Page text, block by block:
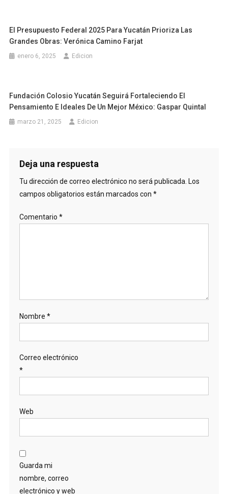
El Presupuesto Federal 2025 Para Yucatán Prioriza Las
Grandes Obras: Verónica Camino Farjat
enero 6, 2025 Edicion
Fundación Colosio Yucatán Seguirá Fortaleciendo El
Pensamiento E Ideales De Un Mejor México: Gaspar Quintal
marzo 21, 2025 Edicion
Deja una respuesta
Tu dirección de correo electrónico no será publicada. Los
campos obligatorios están marcados con *
Comentario *
Nombre *
Correo electrónico
*
Web
Guarda mi
nombre, correo
electrónico y web